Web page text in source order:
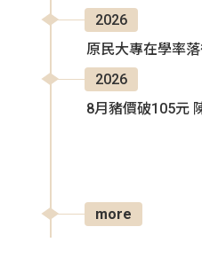
2026
原民大專在學率
2026
8月豬價破105元
more